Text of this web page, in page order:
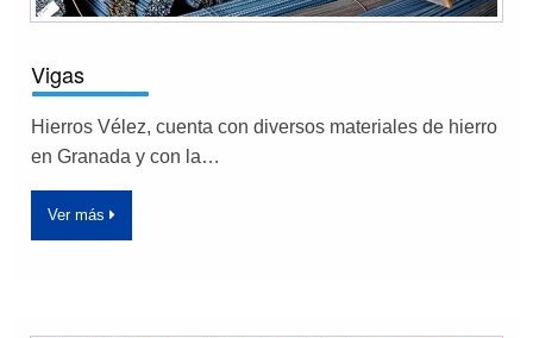
Vigas
Hierros Vélez, cuenta con diversos materiales de hierro
en Granada y con la…
Ver más